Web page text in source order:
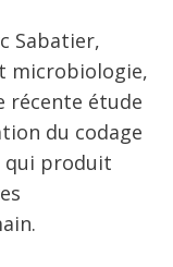
Sabatier,
microbiologie,
récente étude
du codage
qui produit